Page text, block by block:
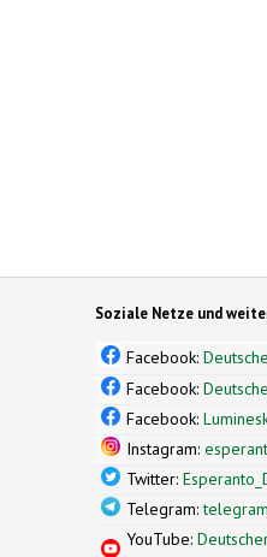
Soziale Netze und
Facebook:
Facebook:
Facebook:
Instagram:
Twitter:
Telegram:
YouTube: